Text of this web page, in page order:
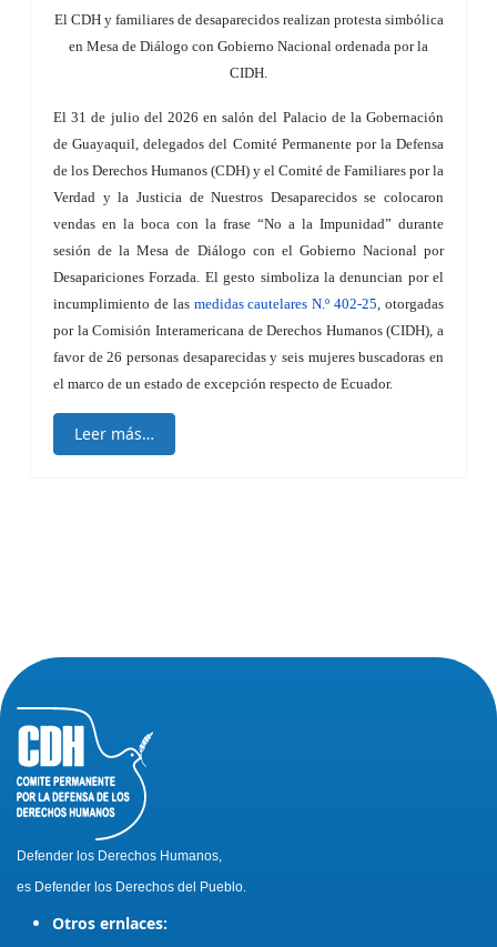
El CDH y familiares de desaparecidos realizan protesta simbólica
en Mesa de Diálogo con Gobierno Nacional ordenada por la
CIDH.
El 31 de julio del 2026 en salón del Palacio de la Gobernación
de Guayaquil, delegados del Comité Permanente por la Defensa
de los Derechos Humanos (CDH) y el Comité de Familiares por la
Verdad y la Justicia de Nuestros Desaparecidos se colocaron
vendas en la boca con la frase “No a la Impunidad” durante
sesión de la Mesa de Diálogo con el Gobierno Nacional por
Desapariciones Forzada. El gesto simboliza la denuncian por el
incumplimiento de las medidas cautelares N.º 402-25, otorgadas
por la Comisión Interamericana de Derechos Humanos (CIDH), a
favor de 26 personas desaparecidas y seis mujeres buscadoras en
el marco de un estado de excepción respecto de Ecuador.
Leer más…
Defender los Derechos Humanos,
es Defender los Derechos del Pueblo.
Otros ernlaces: